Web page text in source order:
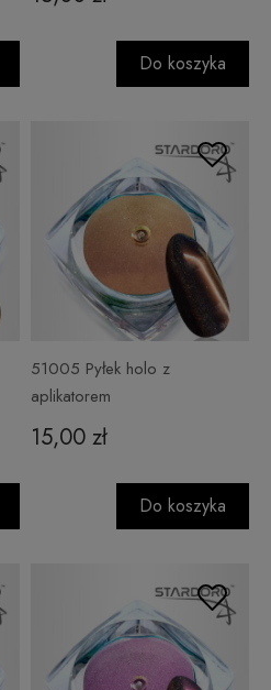
Do koszyka
51005 Pyłek holo z
aplikatorem
15,00 zł
Do koszyka